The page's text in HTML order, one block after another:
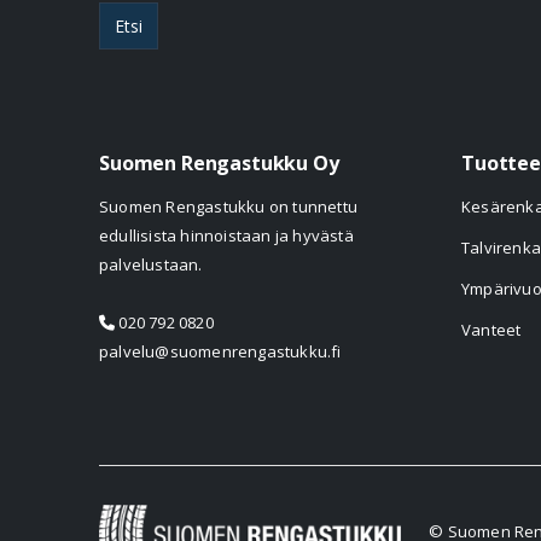
Etsi
Suomen Rengastukku Oy
Suomen Rengastukku on tunnettu
edullisista hinnoistaan ja hyvästä
palvelustaan.
020 792 0820
palvelu@suomenrengastukku.fi
Vanteet
© Suomen